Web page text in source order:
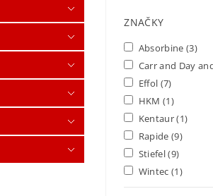
ZNAČKY
Absorbine (3)
Carr and Day
Effol (7)
HKM (1)
Kentaur(1)
Rapide (9)
Stiefel(9)
Wintec (1)